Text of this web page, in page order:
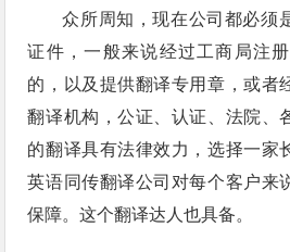
众所周知，现在公司都必须
证件，一般来说经过工商局注
的，以及提供翻译专用章，或者
翻译机构，公证、认证、法院、
的翻译具有法律效力，选择一家
英语同传翻译公司对每个客户来
保障。这个翻译达人也具备。